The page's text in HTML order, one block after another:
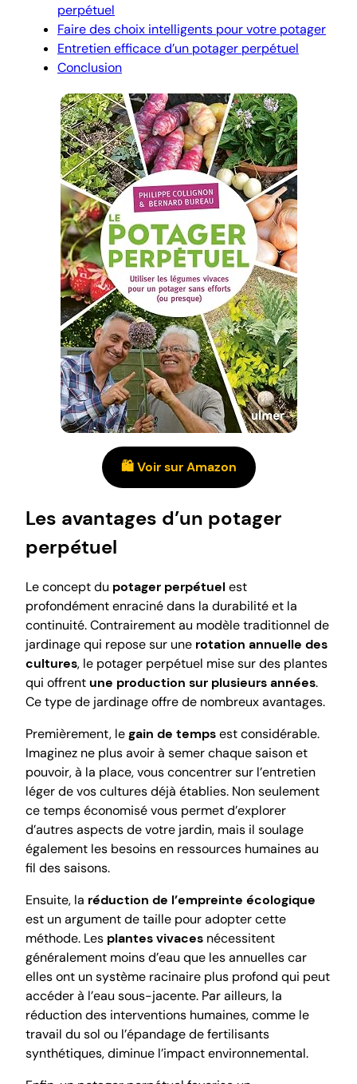
perpétuel
Faire des choix intelligents pour votre potager
Entretien efficace d’un potager perpétuel
Conclusion
🛍️ Voir sur Amazon
Les avantages d’un potager
perpétuel
Le concept du potager perpétuelest
profondément enraciné dans la durabilité et la
continuité. Contrairement au modèle traditionnel de
jardinage qui repose sur une rotation annuelle des
cultures, le potager perpétuel mise sur des plantes
qui offrentune production sur plusieurs années.
Ce type de jardinage offre de nombreux avantages.
Premièrement, legain de tempsest considérable.
Imaginez ne plus avoir à semer chaque saison et
pouvoir, à la place, vous concentrer sur l’entretien
léger de vos cultures déjà établies. Non seulement
ce temps économisé vous permet d’explorer
d’autres aspects de votre jardin, mais il soulage
également les besoins en ressources humaines au
fil des saisons.
Ensuite, la réduction de l’empreinte écologique
est un argument de taille pour adopter cette
méthode. Les plantes vivaces nécessitent
généralement moins d’eau que les annuelles car
elles ont un système racinaire plus profond qui peut
accéder à l’eau sous-jacente. Par ailleurs, la
réduction des interventions humaines, comme le
travail du sol ou l’épandage de fertilisants
synthétiques, diminue l’impact environnemental.